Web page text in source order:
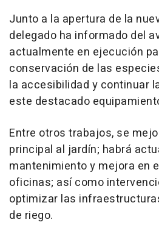
Junto a la apertura de la
delegado ha informado del
actualmente en ejecución
conservación de las
la accesibilidad y continuar
este destacado
Entre otros trabajos, se
principal al jardín; habrá
mantenimiento y mejora en
oficinas; así como
optimizar las
de riego.